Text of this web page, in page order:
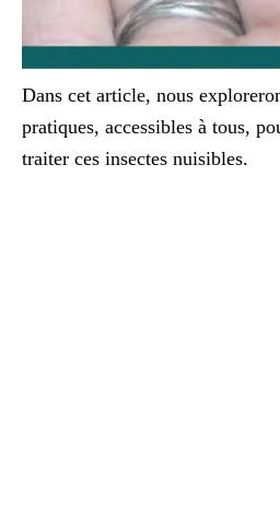
Dans cet article, nous
pratiques, accessibles à tous,
traiter ces insectes nuisibles.